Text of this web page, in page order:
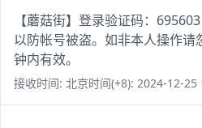
【蘑菇街】登录验证码：
以防帐号被盗。如非本人操作请
钟内有效。
接收时间: 北京时间(+8): 2024-12-25